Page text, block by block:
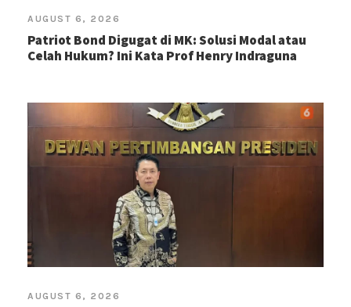
AUGUST 6, 2026
Patriot Bond Digugat di MK: Solusi Modal atau
Celah Hukum? Ini Kata Prof Henry Indraguna
AUGUST 6, 2026